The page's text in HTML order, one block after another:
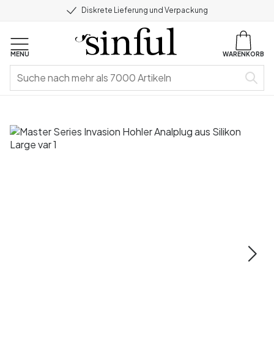
Diskrete Lieferung und Verpackung
MENU WARENKORB